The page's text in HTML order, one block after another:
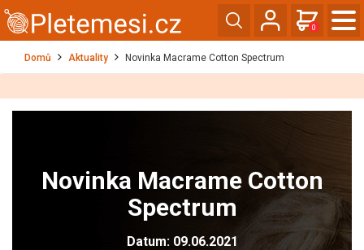
0
Domů Aktuality Novinka Macrame Cotton Spectrum
Novinka Macrame Cotton
Spectrum
Datum: 09.06.2021